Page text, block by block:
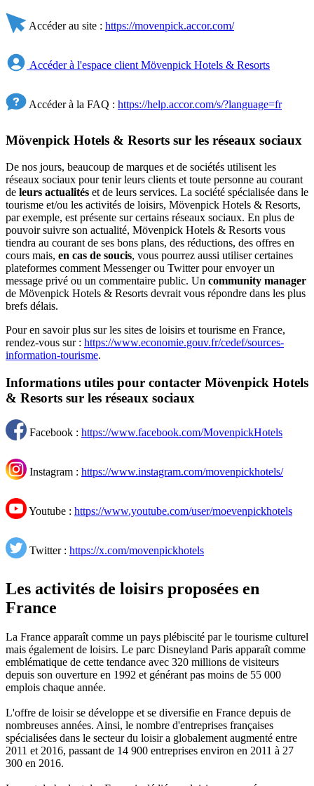
Accéder au site : https://movenpick.accor.com/
Accéder à l'espace client Mövenpick Hotels & Resorts
Accéder à la FAQ : https://help.accor.com/s/?language=fr
Mövenpick Hotels & Resorts sur les réseaux sociaux
De nos jours, beaucoup de marques et de sociétés utilisent les
réseaux sociaux pour tenir leurs clients et toute personne au courant
de leurs actualités et de leurs services. La société spécialisée dans le
tourisme et/ou les activités de loisirs, Mövenpick Hotels & Resorts,
par exemple, est présente sur certains réseaux sociaux. En plus de
pouvoir suivre son actualité, Mövenpick Hotels & Resorts vous
tiendra au courant de ses bons plans, des réductions, des offres en
cours mais, en cas de soucis, vous pourrez aussi utiliser certaines
plateformes comment Messenger ou Twitter pour envoyer un
message privé ou un commentaire public. Un community manager
de Mövenpick Hotels & Resorts devrait vous répondre dans les plus
brefs délais.
Pour en savoir plus sur les sites de loisirs et tourisme en France,
rendez-vous sur : https://www.economie.gouv.fr/cedef/sources-
information-tourisme.
Informations utiles pour contacter Mövenpick Hotels
& Resorts sur les réseaux sociaux
Facebook : https://www.facebook.com/MovenpickHotels
Instagram : https://www.instagram.com/movenpickhotels/
Youtube : https://www.youtube.com/user/moevenpickhotels
Twitter : https://x.com/movenpickhotels
Les activités de loisirs proposées en
France
La France apparaît comme un pays plébiscité par le tourisme culturel
mais également de loisirs. Le parc Disneyland Paris apparaît comme
emblématique de cette tendance avec 320 millions de visiteurs
depuis son ouverture en 1992 et générant pas moins de 55 000
emplois chaque année.
L'offre de loisir se développe et se diversifie en France depuis de
nombreuses années. Ainsi, le nombre d'entreprises françaises
spécialisées dans le secteur du loisir a globalement augmenté entre
2011 et 2016, passant de 14 900 entreprises environ en 2011 à 27
300 en 2016.